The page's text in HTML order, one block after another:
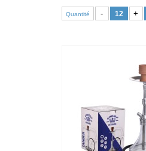
Quantité - +